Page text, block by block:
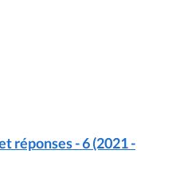
réponses - 6 (2021 -